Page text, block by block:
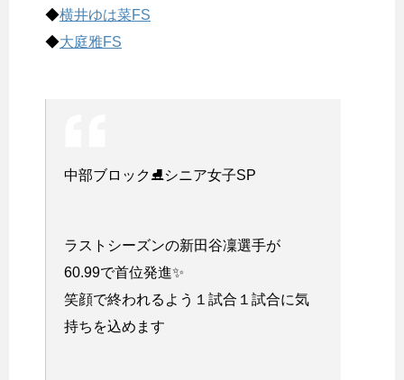
◆横井ゆは菜FS
◆大庭雅FS
中部ブロック⛸シニア女子SP
ラストシーズンの新田谷凜選手が
60.99で首位発進✨
笑顔で終われるよう１試合１試合に気
持ちを込めます